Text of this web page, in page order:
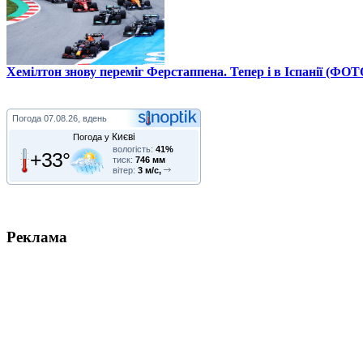
Хемілтон знову переміг Ферстаппена. Тепер і в Іспанії
Погода 07.08.26, вдень
Погода у Києві
+33° вологість: 41%
тиск: 746 мм
вітер: 3 м/с,
Реклама